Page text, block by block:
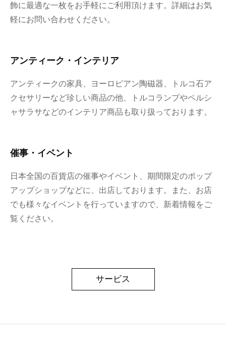
飾に最適な一枚をお手軽にご利用頂けます。詳細はお気
軽にお問い合わせください。
アンティーク・インテリア
アンティークの家具、ヨーロピアン陶磁器、トルコ石ア
クセサリーなど珍しい商品の他、トルコランプやペルシ
ャサラサなどのインテリア商品も取り扱っております。
催事・イベント
日本全国の百貨店の催事やイベント、期間限定のポップ
アップショップなどに、出店しております。また、お店
でも様々なイベントを行っていますので、新着情報をご
覧ください。
サービス